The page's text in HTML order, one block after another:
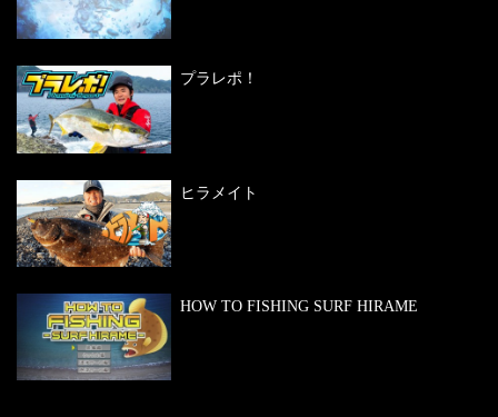
プラレポ！
ヒラメイト
HOW TO FISHING SURF HIRAME